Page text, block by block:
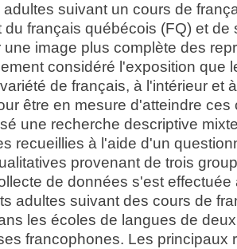
adultes suivant un cours de
du français québécois (FQ) et de
une image plus complète des
considéré l'exposition que
de français, à l'intérieur et
être en mesure d'atteindre ces
une recherche descriptive
recueillies à l'aide d'un
provenant de trois
de données s'est effectuée
adultes suivant des cours de
les écoles de langues de
francophones. Les principaux